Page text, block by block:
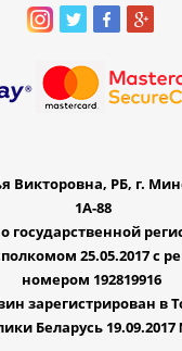
Викторовна, РБ, г.
1А-88
государственной
25.05.2017 с
номером 192819916
зарегистрирован в
Беларусь 19.09.2017